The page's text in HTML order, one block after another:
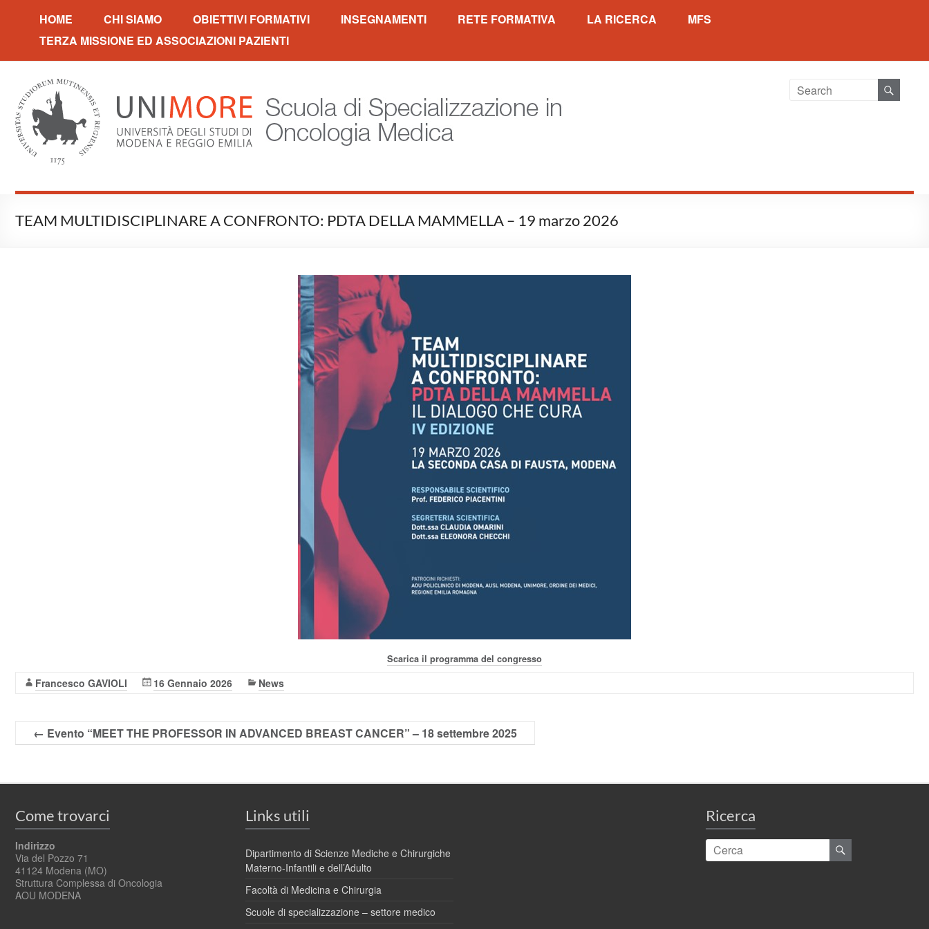
Scuola di specializzazione in Oncologia medica
HOME CHI SIAMO OBIETTIVI FORMATIVI INSEGNAMENTI RETE FORMATIVA LA RICERCA
MFS
TERZA MISSIONE ED ASSOCIAZIONI PAZIENTI
TEAM MULTIDISCIPLINARE A CONFRONTO: PDTA DELLA MAMMELLA – 19 marzo 2026
Scarica il programma del congresso
Francesco GAVIOLI 16 Gennaio 2026 News
← Evento “MEET THE PROFESSOR IN ADVANCED BREAST CANCER” – 18 settembre 2025
Come trovarci
Indirizzo
Via del Pozzo 71
41124 Modena (MO)
Struttura Complessa di Oncologia
AOU MODENA
Links utili
Dipartimento di Scienze Mediche e Chirurgiche
Materno-Infantili e dell’Adulto
Facoltà di Medicina e Chirurgia
Scuole di specializzazione – settore medico
Ricerca